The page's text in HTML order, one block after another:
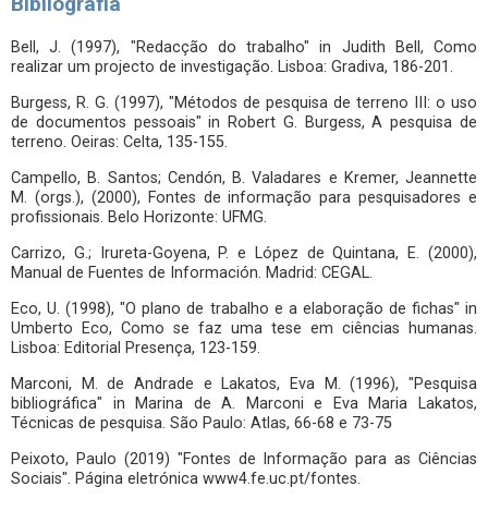
Bell, J. (1997), "Redacção do trabalho" in Judith Bell, Como
realizar um projecto de investigação. Lisboa: Gradiva, 186-201.
Burgess, R. G. (1997), "Métodos de pesquisa de terreno III: o uso
de documentos pessoais" in Robert G. Burgess, A pesquisa de
terreno. Oeiras: Celta, 135-155.
Campello, B. Santos; Cendón, B. Valadares e Kremer, Jeannette
M. (orgs.), (2000), Fontes de informação para pesquisadores e
profissionais. Belo Horizonte: UFMG.
Carrizo, G.; Irureta-Goyena, P. e López de Quintana, E. (2000),
Manual de Fuentes de Información. Madrid: CEGAL.
Eco, U. (1998), "O plano de trabalho e a elaboração de fichas" in
Umberto Eco, Como se faz uma tese em ciências humanas.
Lisboa: Editorial Presença, 123-159.
Marconi, M. de Andrade e Lakatos, Eva M. (1996), "Pesquisa
bibliográfica" in Marina de A. Marconi e Eva Maria Lakatos,
Técnicas de pesquisa. São Paulo: Atlas, 66-68 e 73-75
Peixoto, Paulo (2019) "Fontes de Informação para as Ciências
Sociais". Página eletrónica www4.fe.uc.pt/fontes.